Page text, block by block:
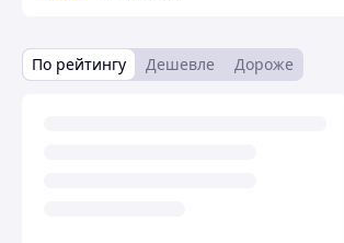
По рейтингу Дешевле Дороже